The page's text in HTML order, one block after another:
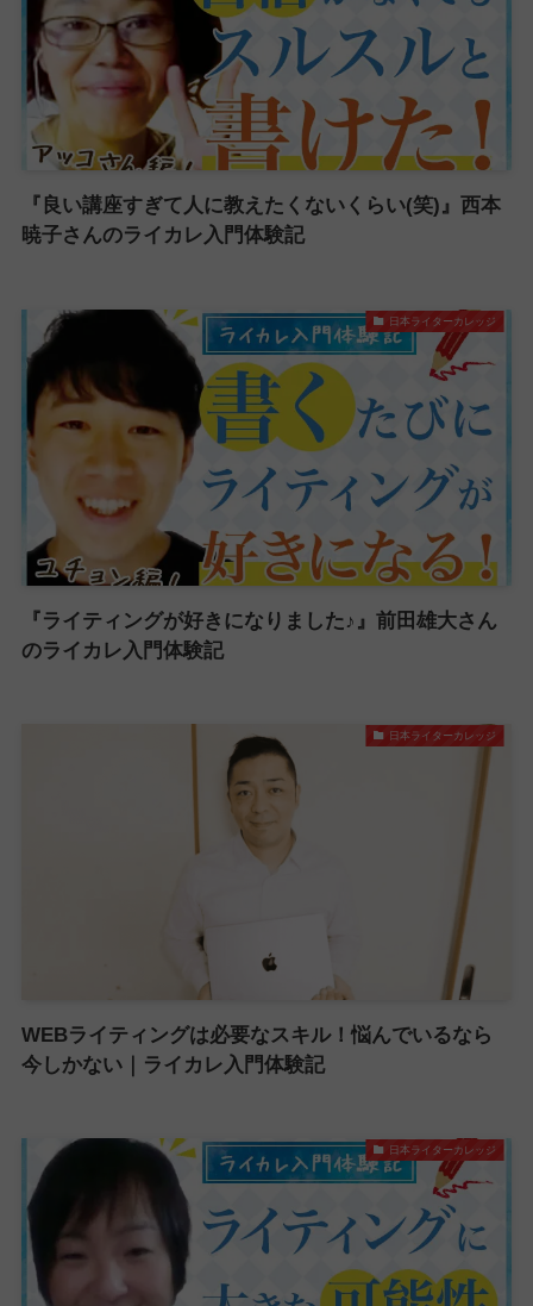
『良い講座すぎて人に教えたくないくらい(笑)』西本
暁子さんのライカレ入門体験記
日本ライターカレッジ
『ライティングが好きになりました♪』前田雄大さん
のライカレ入門体験記
日本ライターカレッジ
WEBライティングは必要なスキル！悩んでいるなら
今しかない｜ライカレ入門体験記
日本ライターカレッジ